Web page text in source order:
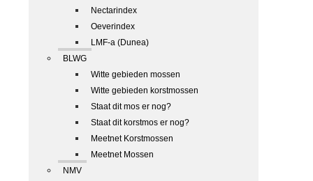
Nectarindex
Oeverindex
LMF-a (Dunea)
BLWG
Witte gebieden mossen
Witte gebieden korstmossen
Staat dit mos er nog?
Staat dit korstmos er nog?
Meetnet Korstmossen
Meetnet Mossen
NMV